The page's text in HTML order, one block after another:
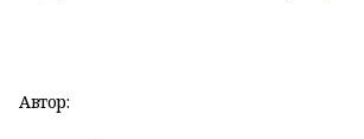
Автор: